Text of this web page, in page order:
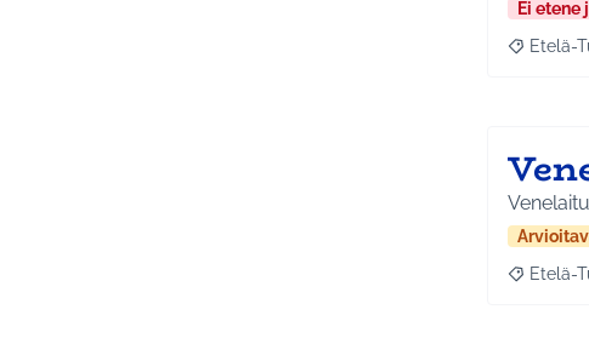
Ei etene
Rajaa
Etelä-
Rajaa
Etelä-